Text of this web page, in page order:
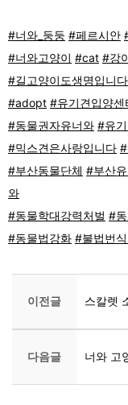
#너와_둥둥 #페르시안
#너와고양이 #cat #강
#길고양이도생명입니다
#adopt #유기견입양센
#동물권자유너와 #유
#믹스견은사랑입니다
#부산동물단체 #부산
와
#동물학대강력처벌 #
#동물법강화 #불법번
이전글 스칼렛
다음글 너와 고